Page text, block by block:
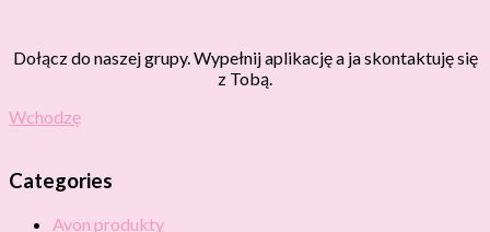
Dołącz do naszej grupy. Wypełnij aplikację a ja skontaktuję się
z Tobą.
Wchodzę
Categories
Avon produkty